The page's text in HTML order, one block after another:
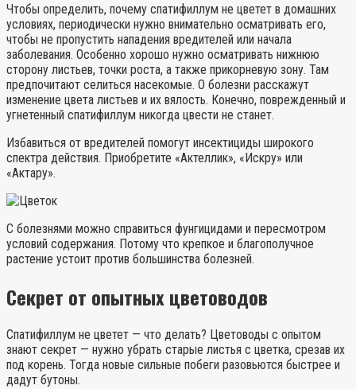
Чтобы определить, почему спатифиллум не цветет в домашних
условиях, периодически нужно внимательно осматривать его,
чтобы не пропустить нападения вредителей или начала
заболевания. Особенно хорошо нужно осматривать нижнюю
сторону листьев, точки роста, а также прикорневую зону. Там
предпочитают селиться насекомые. О болезни расскажут
изменение цвета листьев и их вялость. Конечно, поврежденный и
угнетенный спатифиллум никогда цвести не станет.
Избавиться от вредителей помогут инсектициды широкого
спектра действия. Приобретите «Актеллик», «Искру» или
«Актару».
С болезнями можно справиться фунгицидами и пересмотром
условий содержания. Потому что крепкое и благополучное
растение устоит против большинства болезней.
Секрет от опытных цветоводов
Спатифиллум не цветет — что делать? Цветоводы с опытом
знают секрет — нужно убрать старые листья с цветка, срезав их
под корень. Тогда новые сильные побеги разовьются быстрее и
дадут бутоны.